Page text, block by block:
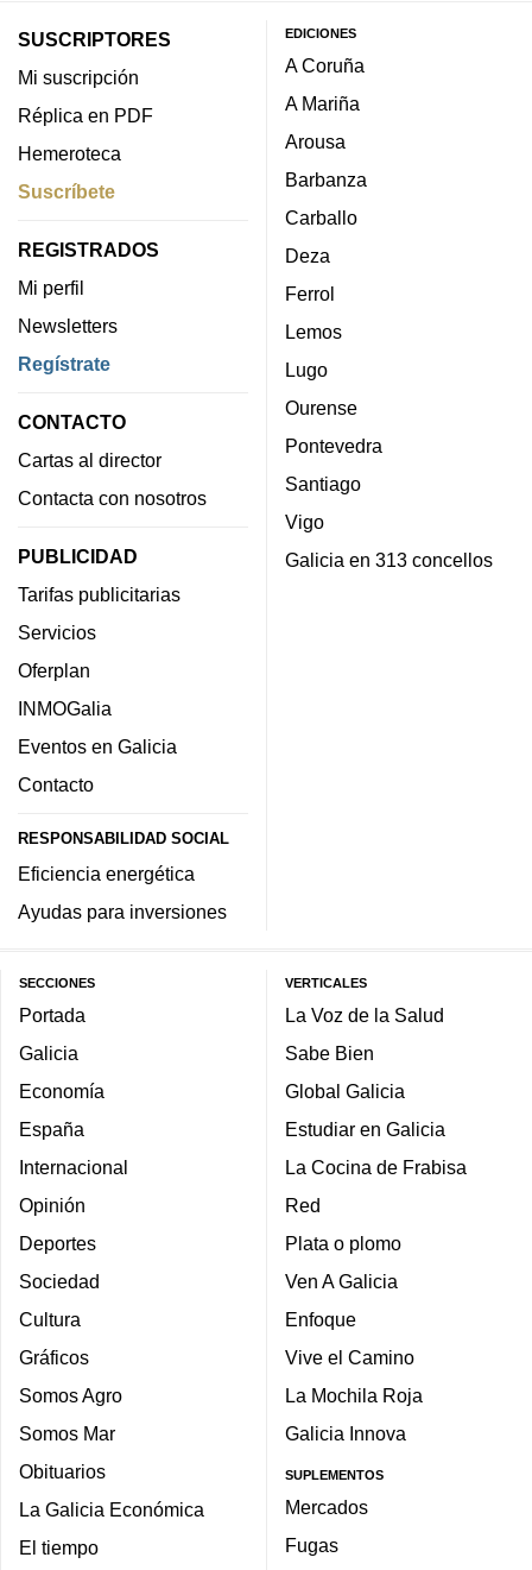
SUSCRIPTORES
Mi suscripción
Réplica en PDF
Hemeroteca
Suscríbete
REGISTRADOS
Mi perfil
Newsletters
Regístrate
CONTACTO
Cartas al director
Contacta con nosotros
PUBLICIDAD
Tarifas publicitarias
Servicios
Oferplan
INMOGalia
Eventos en Galicia
Contacto
RESPONSABILIDAD SOCIAL
Eficiencia energética
Ayudas para inversiones
EDICIONES
A Coruña
A Mariña
Arousa
Barbanza
Carballo
Deza
Ferrol
Lemos
Lugo
Ourense
Pontevedra
Santiago
Vigo
Galicia en 313 concellos
SECCIONES
Portada
Galicia
Economía
España
Internacional
Opinión
Deportes
Sociedad
Cultura
Gráficos
Somos Agro
Somos Mar
Obituarios
La Galicia Económica
El tiempo
VERTICALES
La Voz de la Salud
Sabe Bien
Global Galicia
Estudiar en Galicia
La Cocina de Frabisa
Red
Plata o plomo
Ven A Galicia
Enfoque
Vive el Camino
La Mochila Roja
Galicia Innova
SUPLEMENTOS
Mercados
Fugas